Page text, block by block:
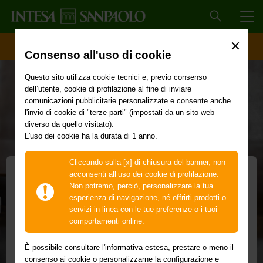
Consenso all'uso di cookie
Questo sito utilizza cookie tecnici e, previo consenso
dell’utente, cookie di profilazione al fine di inviare
comunicazioni pubblicitarie personalizzate e consente anche
l'invio di cookie di "terze parti" (impostati da un sito web
diverso da quello visitato).
L'uso dei cookie ha la durata di 1 anno.
Cliccando sulla [x] di chiusura del banner, non
acconsenti all’uso dei cookie di profilazione.
Non potremo, perciò, personalizzare la tua
esperienza di navigazione, né offrirti prodotti o
servizi in linea con le tue preferenze o i tuoi
comportamenti online.
È possibile consultare l'informativa estesa, prestare o meno il
consenso ai cookie o personalizzarne la configurazione e
Anticipo prenotazioni
alberghiere
Anticipa i futuri incassi delle tue prenotazioni